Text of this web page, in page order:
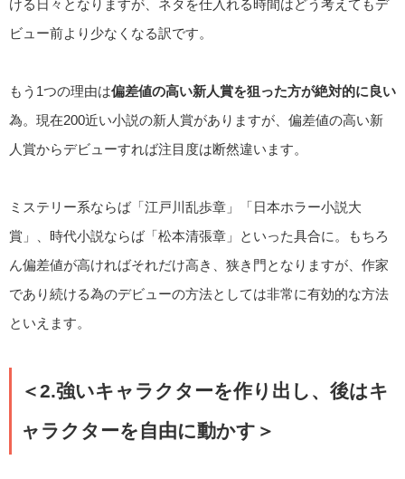
ける日々となりますが、ネタを仕入れる時間はどう考えてもデ
ビュー前より少なくなる訳です。
もう1つの理由は偏差値の高い新人賞を狙った方が絶対的に良い
為。現在200近い小説の新人賞がありますが、偏差値の高い新
人賞からデビューすれば注目度は断然違います。
ミステリー系ならば「江戸川乱歩章」「日本ホラー小説大
賞」、時代小説ならば「松本清張章」といった具合に。もちろ
ん偏差値が高ければそれだけ高き、狭き門となりますが、作家
であり続ける為のデビューの方法としては非常に有効的な方法
といえます。
＜2.強いキャラクターを作り出し、後はキ
ャラクターを自由に動かす＞